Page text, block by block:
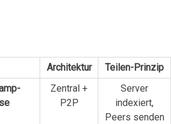
Architektur
Teilen-Prinzip
Zentral +⁤
P2P
Server
indexiert,
Peers senden